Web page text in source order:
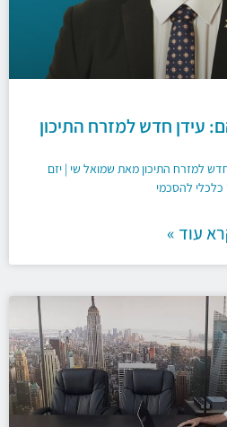
עידן חדש למזרח התיכון
למזרח התיכון מאת שמואל שי | יזם
כלכלי להסכמי
עוד »